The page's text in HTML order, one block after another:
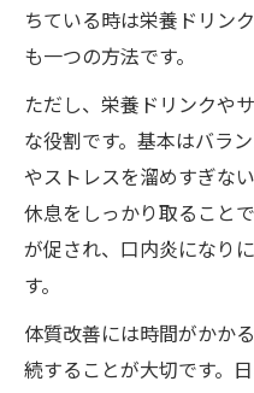
ちている時は栄養ドリン
も一つの方法です。
ただし、栄養ドリンクや
な役割です。基本はバラ
やストレスを溜めすぎな
休息をしっかり取ること
が促され、口内炎になり
す。
体質改善には時間がかか
続することが大切です。